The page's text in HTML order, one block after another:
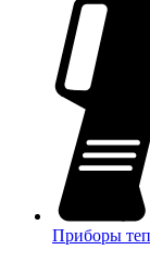
Приборы